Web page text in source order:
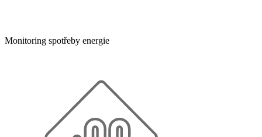
Monitoring spotřeby energie